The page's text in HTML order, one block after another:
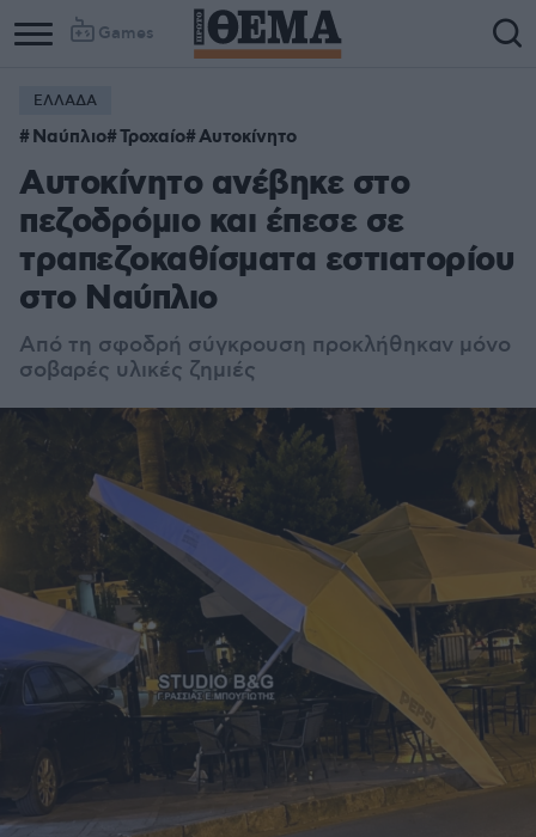
Games
ΕΛΛΑΔΑ
Ναύπλιο Τροχαίο Αυτοκίνητο
Αυτοκίνητο ανέβηκε στο
πεζοδρόμιο και έπεσε σε
τραπεζοκαθίσματα εστιατορίου
στο Ναύπλιο
Από τη σφοδρή σύγκρουση προκλήθηκαν μόνο
σοβαρές υλικές ζημιές